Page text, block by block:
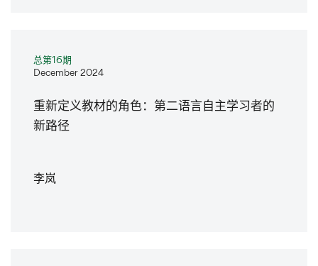
总第16期
December 2024
重新定义教材的角色：第二语言自主学习者的
新路径
李岚